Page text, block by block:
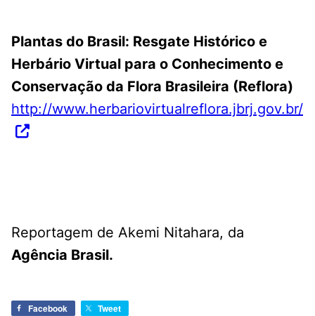
Plantas do Brasil: Resgate Histórico e
Herbário Virtual para o Conhecimento e
Conservação da Flora Brasileira (Reflora)
http://www.herbariovirtualreflora.jbrj.gov.br/
Reportagem de Akemi Nitahara, da
Agência Brasil.
Facebook Tweet